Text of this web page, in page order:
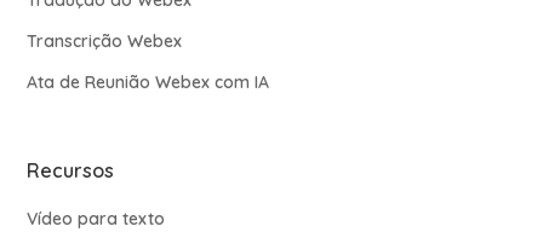
Transcrição Webex
Ata de Reunião Webex com IA
Recursos
Vídeo para texto